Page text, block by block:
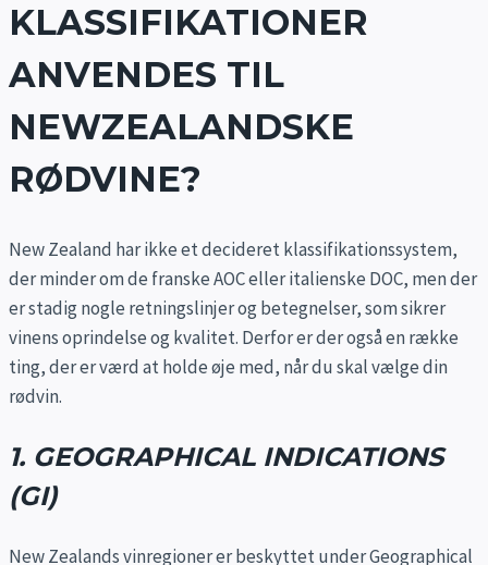
KLASSIFIKATIONER
ANVENDES TIL
NEWZEALANDSKE
RØDVINE?
New Zealand har ikke et decideret klassifikationssystem,
der minder om de franske AOC eller italienske DOC, men der
er stadig nogle retningslinjer og betegnelser, som sikrer
vinens oprindelse og kvalitet. Derfor er der også en række
ting, der er værd at holde øje med, når du skal vælge din
rødvin.
1. GEOGRAPHICAL INDICATIONS
(GI)
New Zealands vinregioner er beskyttet under Geographical